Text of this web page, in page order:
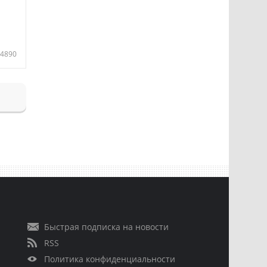
4890
Быстрая подписка на новости
RSS
Политика конфиденциальности